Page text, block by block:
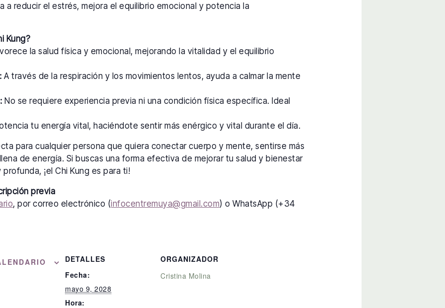
a reducir el estrés, mejora el equilibrio emocional y potencia la
Kung?
la salud física y emocional, mejorando la vitalidad y el equilibrio
A través de la respiración y los movimientos lentos, ayuda a calmar la mente
No se requiere experiencia previa ni una condición física específica. Ideal
tu energía vital, haciéndote sentir más enérgico y vital durante el día.
para cualquier persona que quiera conectar cuerpo y mente, sentirse más
de energía. Si buscas una forma efectiva de mejorar tu salud y bienestar
¡el Chi Kung es para ti!
previa
, por correo electrónico (infocentremuya@gmail.com) o WhatsApp (+34
DETALLES
Fecha:
mayo 9, 2028
Hora:
ORGANIZADOR
Cristina Molina